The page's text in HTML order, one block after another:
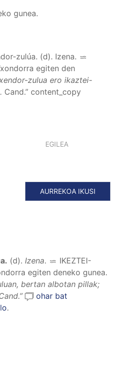
gunea.
zulúa. (d). Izena.
egiten den
zulua ero ikaztei-
Cand.” content_copy
EGILEA
AURREKOA IKUSI
. (d). Izena.
IKEZTEI-
egiten deneko gunea.
bertan albotan pillak;
ohar bat
.